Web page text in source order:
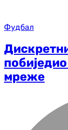
Фудбал
мреже